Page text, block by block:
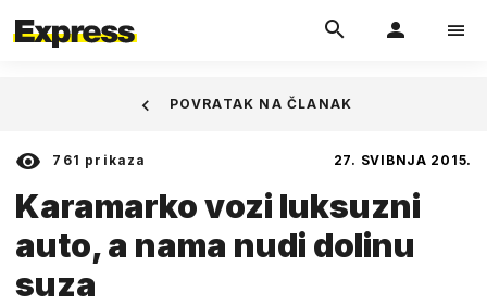
761 prikaza 27. SVIBNJA 2015.
Karamarko vozi luksuzni
auto, a nama nudi dolinu
suza
POVRATAK NA ČLANAK